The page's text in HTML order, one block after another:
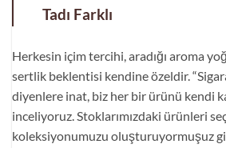
Tadı Farklı
Herkesin içim tercihi, aradığı aroma
sertlik beklentisi kendine özeldir.
diyenlere inat, biz her bir ürünü kendi
inceliyoruz. Stoklarımızdaki ürünleri
koleksiyonumuzu oluşturuyormuşuz